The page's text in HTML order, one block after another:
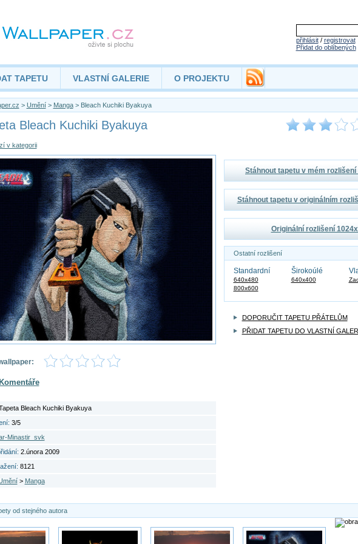
přihlásit/ registrovat
Přidat do oblíbených
TAPETU VLASTNÍ GALERIE O PROJEKTU
> Umění> Manga> Bleach Kuchiki Byakuya
Bleach Kuchiki Byakuya
v kategorii
Komentáře
Bleach Kuchiki Byakuya
3/5
Minastir_svk
2.února 2009
8121
> Manga
Stáhnout tapetu v mém rozlišení
Stáhnout tapetu v originálním
Originální rozlišení
Ostatní rozlišení
Standardní
640x480
800x600
Širokoúlé
640x400
DOPORUČIT TAPETU PŘÁTELŮM
PŘIDAT TAPETU DO VLASTNÍ
od stejného autora